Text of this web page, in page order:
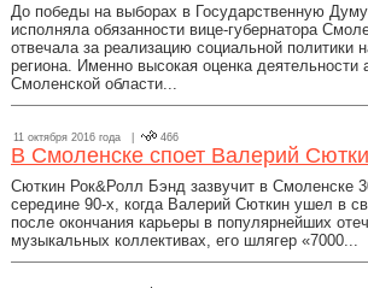
До победы на выборах в Государственную
исполняла обязанности вице-губернатора
отвечала за реализацию социальной политики
региона. Именно высокая оценка деятельности
Смоленской области...
11 октября 2016 года | 466
В Смоленске споет Валерий
Сюткин Рок&Ролл Бэнд зазвучит в Смоленске
середине 90-х, когда Валерий Сюткин ушел в
после окончания карьеры в популярнейших
музыкальных коллективах, его шлягер «7000...